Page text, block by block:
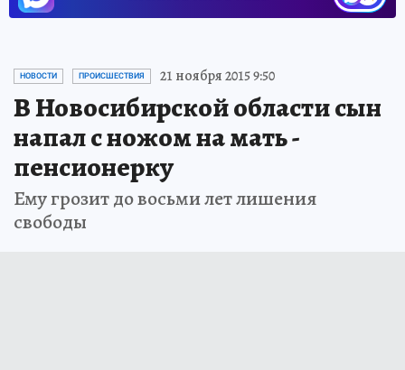
НОВОСТИ ПРОИСШЕСТВИЯ 21 ноября 2015 9:50
В Новосибирской области сын
напал с ножом на мать -
пенсионерку
Ему грозит до восьми лет лишения
свободы